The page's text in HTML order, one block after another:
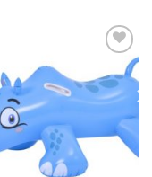
Añadir a